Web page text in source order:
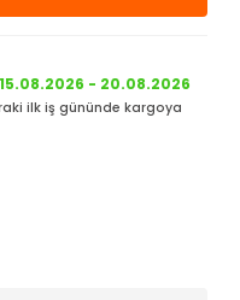
15.08.2026 - 20.08.2026
ilk iş gününde kargoya